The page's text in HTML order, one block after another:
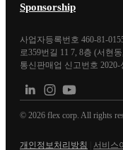
Sponsorship
사업자등록번호 460-81-
로359번길 11 7, 8층 (서현
통신판매업 신고번호
© 2026 flex corp. All rights
개인정보처리방침 서비스